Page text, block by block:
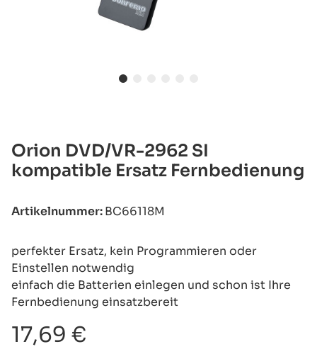
Orion DVD/VR-2962 SI
kompatible Ersatz Fernbedienung
Artikelnummer:BC66118M
perfekter Ersatz, kein Programmieren oder
Einstellen notwendig
einfach die Batterien einlegen und schon ist Ihre
Fernbedienung einsatzbereit
17,69 €